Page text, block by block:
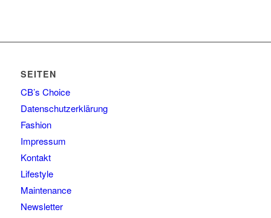
SEITEN
CB’s Choice
Datenschutzerklärung
Fashion
Impressum
Kontakt
Lifestyle
Maintenance
Newsletter